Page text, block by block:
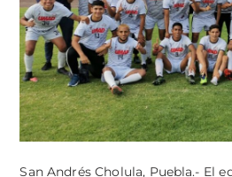
San Andrés Cholula, Puebla.- El